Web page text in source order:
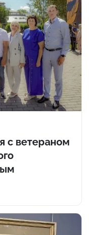
с ветераном